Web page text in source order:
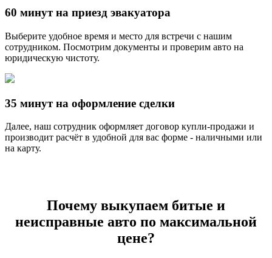
60 минут на приезд эвакуатора
Выберите удобное время и место для встречи с нашим
сотрудником. Посмотрим документы и проверим авто на
юридическую чистоту.
35 минут на оформление сделки
Далее, наш сотрудник оформляет договор купли-продажи и
производит расчёт в удобной для вас форме - наличными или
на карту.
Почему выкупаем битые и
неисправные авто по максимальной
цене?